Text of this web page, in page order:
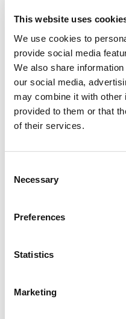
This website uses
We use cookies to
provide social media
We also share
our social media,
may combine it with other
provided to them or that
of their services.
Selection
Necessary
Preferences
Statistics
Marketing
verkopen van
(Foto: Jan Severijns)